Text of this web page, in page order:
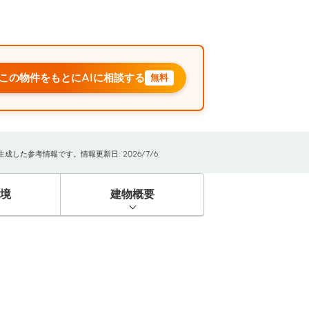
の物件をもとにAIに相談する 無料
成した参考情報です。情報更新日: 2026/7/6
建物概要